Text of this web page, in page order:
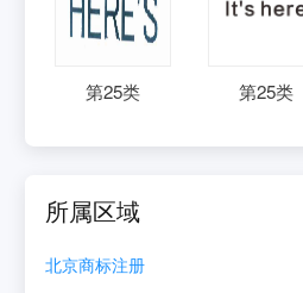
第25类 第25类
所属区域
北京商标注册